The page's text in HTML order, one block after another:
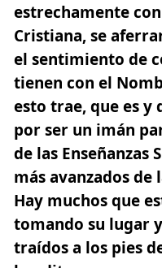
estrechamente
Cristiana, se
el sentimiento de
tienen con el
esto trae, que es y
por ser un imán
de las Enseñanzas
más avanzados de
Hay muchos que
tomando su lugar
traídos a los pies